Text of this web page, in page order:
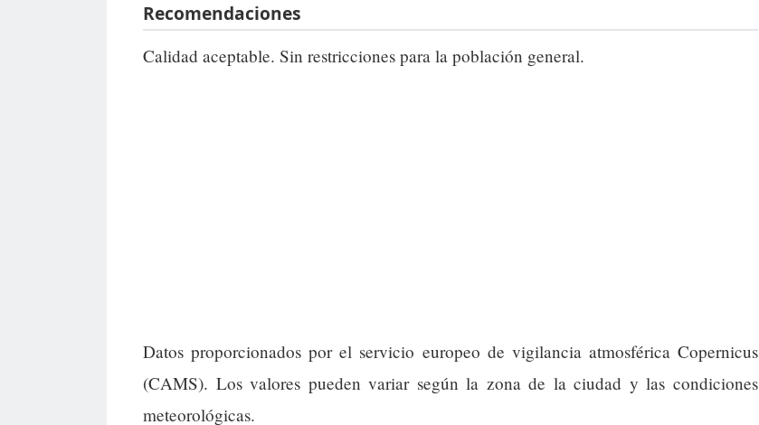
Recomendaciones
Calidad aceptable. Sin restricciones para la población general.
Datos proporcionados por el servicio europeo de vigilancia atmosférica Copernicus
(CAMS). Los valores pueden variar según la zona de la ciudad y las condiciones
meteorológicas.